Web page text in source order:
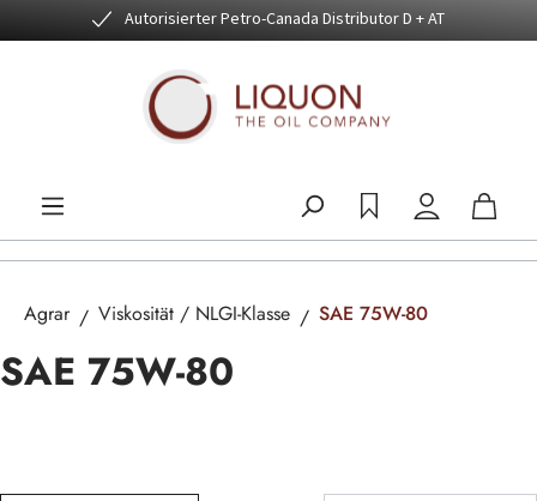
Zum Hauptinhalt springenAutorisierter Petro-Canada Distributor D + AT
Agrar Viskosität / NLGI-Klasse SAE 75W-80
SAE 75W-80